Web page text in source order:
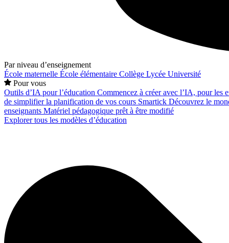
Par niveau d’enseignement
École maternelle École élémentaire Collège Lycée Université
Pour vous
Outils d’IA pour l’éducation Commencez à créer avec l’IA, pour les
de simplifier la planification de vos cours Smartick Découvrez le
enseignants Matériel pédagogique prêt à être modifié
Explorer tous les modèles d’éducation